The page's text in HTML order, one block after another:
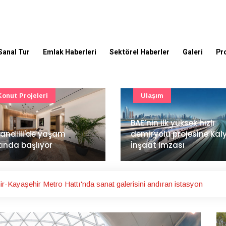
Tur Emlak Haberleri Sektörel Haberler Galeri
ilk yüksek hızlı
projesine Kalyon
imzası
Mimarlık ve mühendislik
projeleri e-PYS ile dijital
ortama taşınacak
Güncel
Kayaşehir Metro Hattı'nda sanat galerisini andıran istasyon